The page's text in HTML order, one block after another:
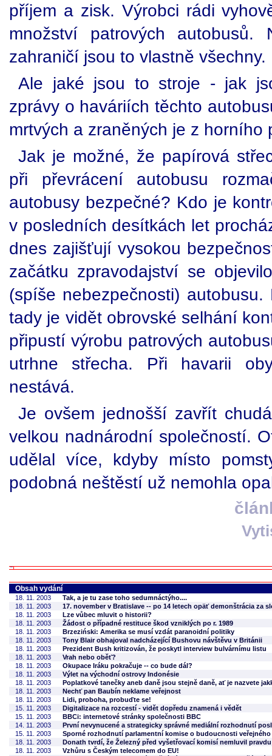
příjem a zisk. Výrobci rádi
množství patrových
zahraničí jsou to vlastně všechny.
Ale jaké jsou to stroje - jak
zprávy o haváriích těchto
mrtvých a zraněných je z horního
Jak je možné, že papírová
při převrácení autobusu
autobusy bezpečné? Kdo je
v posledních desítkách let
dnes zajišťují vysokou
začátku zpravodajství se
(spíše nebezpečnosti)
tady je vidět obrovské selhání
připustí výrobu patrových
utrhne střecha. Při havarii
nestává.
Je ovšem jednošší zavřít
velkou nadnárodní společností.
udělal více, kdyby místo
podobná neštěstí už nemohla
Obsah vydání
18. 11. 2003
Tak, a je tu zase toho sedumnáctýho....
18. 11. 2003
17. november v Bratislave -- po 14 letech opäť demonštrácia za
18. 11. 2003
Lze vůbec mluvit o historii?
18. 11. 2003
Žádost o případné restituce škod vzniklých po r. 1989
18. 11. 2003
Brzeziński: Amerika se musí vzdát paranoidní politiky
18. 11. 2003
Tony Blair obhajoval nadcházející Bushovu návštěvu v Británii
18. 11. 2003
Prezident Bush kritizován, že poskytl interview bulvárnímu listu
18. 11. 2003
Vrah nebo oběť?
18. 11. 2003
Okupace Iráku pokračuje -- co bude dál?
18. 11. 2003
Výlet na východní ostrovy Indonésie
18. 11. 2003
Poplatkové tanečky aneb daně jsou stejně daně, ať je nazvete
18. 11. 2003
Nechť pan Baubín neklame veřejnost
18. 11. 2003
Lidi, proboha, probuďte se!
15. 11. 2003
Digitalizace na rozcestí - vidět dopředu znamená i vědět
15. 11. 2003
BBCi: internetové stránky společnosti BBC
14. 11. 2003
První nevynucené a strategicky správné mediální rozhodnutí
15. 11. 2003
Sporné rozhodnutí parlamentní komise o budoucnosti veřejného
18. 11. 2003
Donath tvrdí, že Železný před vyšetřovací komisí nemluvil pravdu
18. 11. 2003
Vzhůru s Českým telecomem do EU!